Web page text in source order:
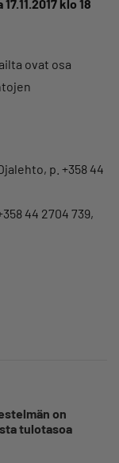
klo 18
ovat osa
p. +358 44
44 2704 739,
on
tulotasoa